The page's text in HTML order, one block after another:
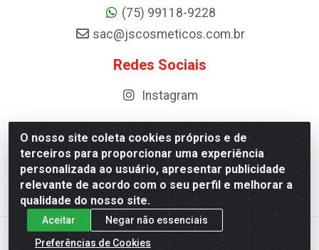
O nosso site coleta cookies próprios e de
terceiros para proporcionar uma experiência
personalizada ao usuário, apresentar publicidade
relevante de acordo com o seu perfil e melhorar a
qualidade do nosso site.
Aceitar
Negar não essenciais
Preferências de Cookies
(75) 99118-9228
sac@jscosmeticos.com.br
Redes Sociais
Instagram
Distribuidora de Cosméticos Antoneto LTDA - BA-052,
km 87 - Industrial, Ipirá - BA, 44600-000 - CNPJ
10.984.107/0001-75